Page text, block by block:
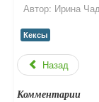
Автор: Ирина
Кексы
Назад
Комментарии